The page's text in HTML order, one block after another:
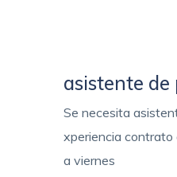
asistente
Se necesita
xperiencia contrato
a viernes